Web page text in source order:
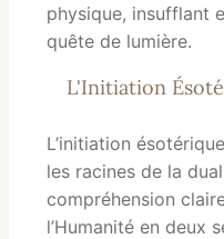
physique, insufflant
quête de lumière.
L'Initiation
L’initiation
les racines de la
compréhension
l’Humanité en deux